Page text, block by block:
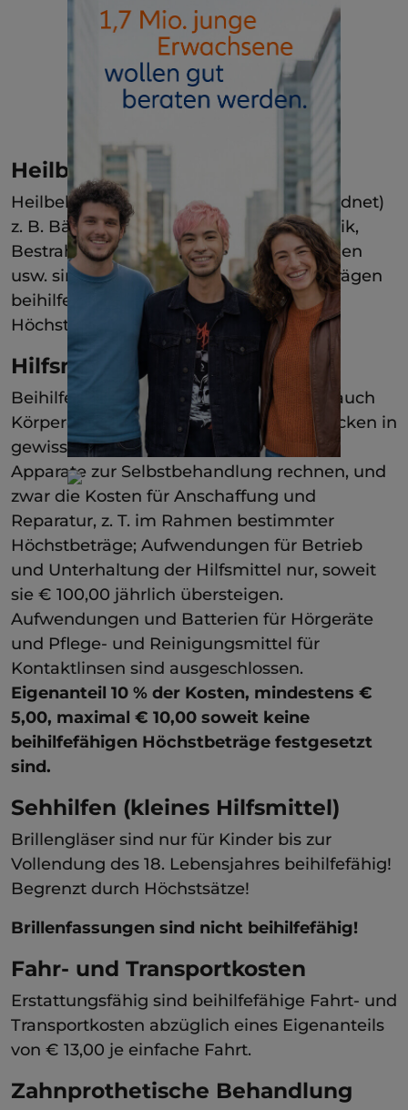
Heilbehandlungen
Heilbehandlungen (soweit ärztlich verordnet)
z. B. Bäder, Massagen, Krankengymnastik,
Bestrahlungen, logopädische Maßnahmen
usw. sind bis zu bestimmten Höchstbeträgen
beihilfefähig. Ab 01.01.2002 neue
Höchstbeträge!
Hilfsmittel
Beihilfefähig sind Hilfsmittel
, zu denen auch
Körperersatzstücke (einschließlich Perücken in
gewissen Fällen), Kontrollgeräte sowie
Apparate zur Selbstbehandlung rechnen, und
zwar die Kosten für Anschaffung und
Reparatur, z. T. im Rahmen bestimmter
Höchstbeträge; Aufwendungen für Betrieb
und Unterhaltung der Hilfsmittel nur, soweit
sie € 100,00 jährlich übersteigen.
Aufwendungen und Batterien für Hörgeräte
und Pflege- und Reinigungsmittel für
Kontaktlinsen sind ausgeschlossen.
Eigenanteil 10 % der Kosten, mindestens €
5,00, maximal € 10,00 soweit keine
beihilfefähigen Höchstbeträge festgesetzt
sind.
Sehhilfen (kleines Hilfsmittel)
Brillengläser sind nur für Kinder bis zur
Vollendung des 18. Lebensjahres beihilfefähig!
Begrenzt durch Höchstsätze!
Brillenfassungen sind nicht beihilfefähig!
Fahr- und Transportkosten
Erstattungsfähig sind beihilfefähige Fahrt- und
Transportkosten abzüglich eines Eigenanteils
von € 13,00 je einfache Fahrt.
Zahnprothetische Behandlung